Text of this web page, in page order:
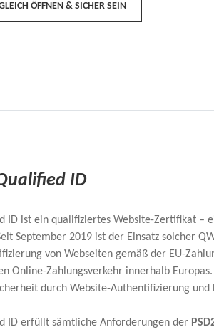
ÖFFNEN & SICHER SEIN
ID
ID ist ein qualifiziertes Website-Zertifikat –
September 2019 ist der Einsatz solcher
von Webseiten gemäß der EU-
Online-Zahlungsverkehr innerhalb
durch Website-Authentifizierung und
ID erfüllt sämtliche Anforderungen der